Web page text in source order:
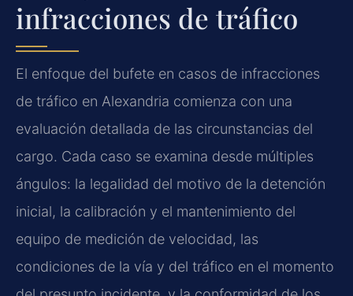
infracciones de tráfico
El enfoque del bufete en casos de infracciones
de tráfico en Alexandria comienza con una
evaluación detallada de las circunstancias del
cargo. Cada caso se examina desde múltiples
ángulos: la legalidad del motivo de la detención
inicial, la calibración y el mantenimiento del
equipo de medición de velocidad, las
condiciones de la vía y del tráfico en el momento